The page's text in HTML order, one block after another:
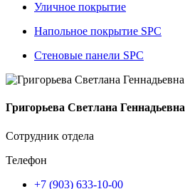
Уличное покрытие
Напольное покрытие SPC
Стеновые панели SPC
Григорьева Светлана Геннадьевна
Сотрудник отдела
Телефон
+7 (903) 633-10-00